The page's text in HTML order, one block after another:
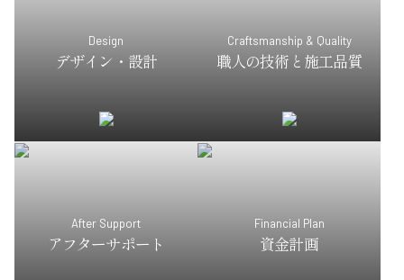
Design
デザイン・設計
Craftsmanship & Quality
職人の技術と施工品質
After Support
アフターサポート
Financial Plan
資金計画